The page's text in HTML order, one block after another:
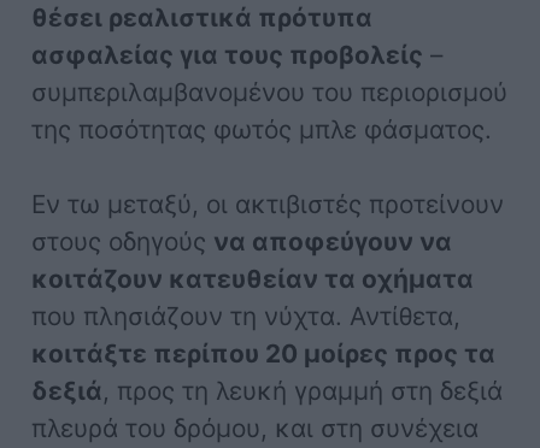
θέσει ρεαλιστικά πρότυπα
ασφαλείας για τους προβολείς –
συμπεριλαμβανομένου του περιορισμού
της ποσότητας φωτός μπλε φάσματος.
Εν τω μεταξύ, οι ακτιβιστές προτείνουν
στους οδηγούς να αποφεύγουν να
κοιτάζουν κατευθείαν τα οχήματα
που πλησιάζουν τη νύχτα. Αντίθετα,
κοιτάξτε περίπου 20 μοίρες προς τα
δεξιά, προς τη λευκή γραμμή στη δεξιά
πλευρά του δρόμου, και στη συνέχεια